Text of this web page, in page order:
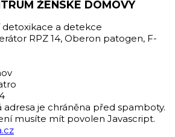
ŽENSKÉ DOMOVY
a detekce
RPZ 14, Oberon patogen, F-
adresa je chráněna před spamboty.
musíte mít povolen Javascript.